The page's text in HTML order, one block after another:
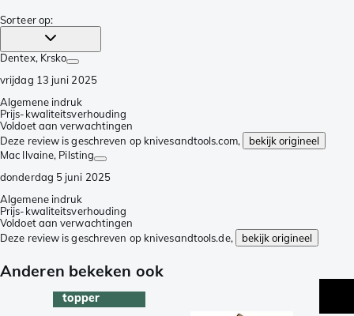
Sorteer op:
Dentex, Krsko
vrijdag 13 juni 2025
Algemene indruk
Prijs-kwaliteitsverhouding
Voldoet aan verwachtingen
Deze review is geschreven op knivesandtools.com,
bekijk origineel
Mac Ilvaine, Pilsting
donderdag 5 juni 2025
Algemene indruk
Prijs-kwaliteitsverhouding
Voldoet aan verwachtingen
Deze review is geschreven op knivesandtools.de,
bekijk origineel
Anderen bekeken ook
topper